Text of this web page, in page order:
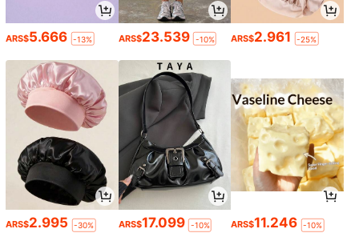
ARS$5.666 -13% ARS$23.539 -10% ARS$2.961 -25%
ARS$2.995 -30% ARS$17.099 -10% ARS$11.246 -10%